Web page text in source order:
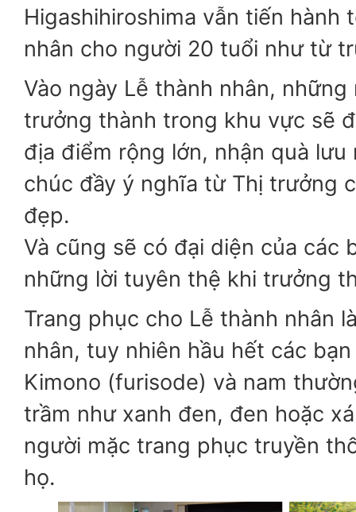
Higashihiroshima vẫn tiến hành
nhân cho người 20 tuổi như từ
Vào ngày Lễ thành nhân,
trưởng thành trong khu vực sẽ
địa điểm rộng lớn, nhận quà lưu
chúc đầy ý nghĩa từ Thị trưởng
đẹp.
Và cũng sẽ có đại diện của các
những lời tuyên thệ khi trưởng
Trang phục cho Lễ thành nhân
nhân, tuy nhiên hầu hết các
Kimono (furisode) và nam
trầm như xanh đen, đen hoặc
người mặc trang phục truyền
họ.